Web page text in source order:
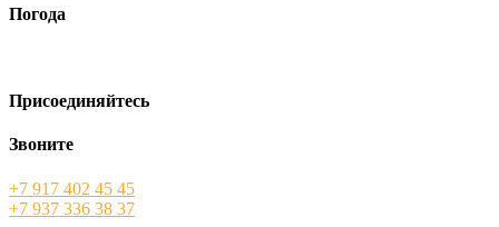
Погода
Присоединяйтесь
Звоните
+7 917 402 45 45
+7 937 336 38 37